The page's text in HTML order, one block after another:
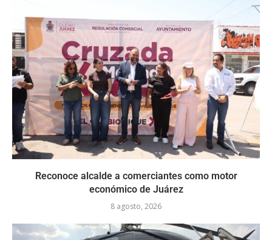
Reconoce alcalde a comerciantes como motor
económico de Juárez
8 agosto, 2026